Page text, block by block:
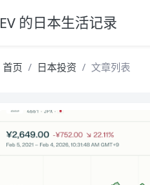
EV 的日本生活记录
首页 日本投资 文章列表